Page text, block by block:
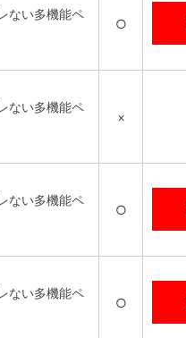
ない多機能ペ
○
ない多機能ペ
×
ない多機能ペ
○
ない多機能ペ
○